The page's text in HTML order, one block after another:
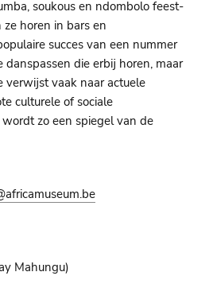
soukous en ndombolo feest-
ze horen in bars en
succes van een nummer
die erbij horen, maar
verwijst vaak naar actuele
culturele of sociale
zo een spiegel van de
Mahungu)